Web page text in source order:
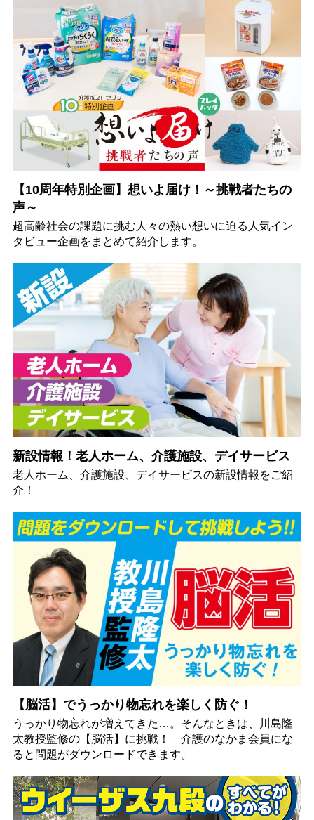
【10周年特別企画】想いよ届け！～挑戦者たちの
声～
超高齢社会の課題に挑む人々の熱い想いに迫る人気イン
タビュー企画をまとめて紹介します。
新設情報！老人ホーム、介護施設、デイサービス
老人ホーム、介護施設、デイサービスの新設情報をご紹
介！
【脳活】でうっかり物忘れを楽しく防ぐ！
うっかり物忘れが増えてきた…。そんなときは、川島隆
太教授監修の【脳活】に挑戦！ 介護のなかま会員にな
ると問題がダウンロードできます。